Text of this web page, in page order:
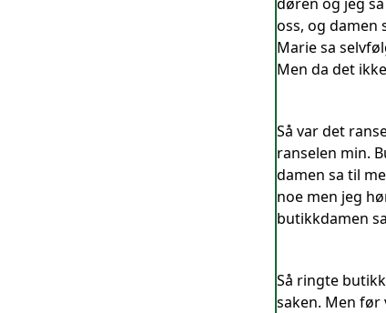
oss, og damen
Marie sa
Men da det
Så var det
ranselen min.
damen sa til
noe men jeg
butikkdamen
Så ringte
saken. Men før